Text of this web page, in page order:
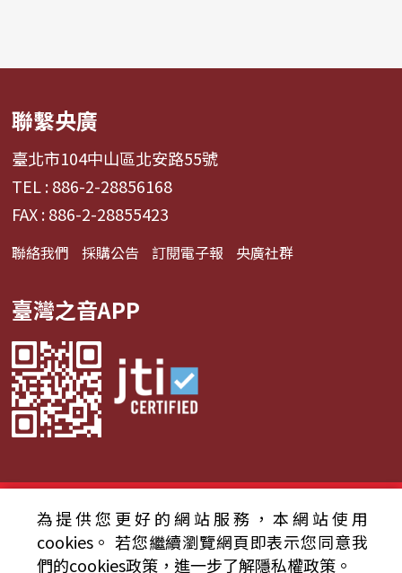
聯繫央廣
臺北市104中山區北安路55號
TEL : 886-2-28856168
FAX : 886-2-28855423
聯絡我們 採購公告 訂閱電子報 央廣社群
臺灣之音APP
© 2024財團法人中央廣播電臺 版權所有
資通安全政策聲明
服務條款 隱私權條款
為提供您更好的網站服務，本網站使用
cookies。 若您繼續瀏覽網頁即表示您同意我
們的cookies政策，進一步了解隱私權政策。